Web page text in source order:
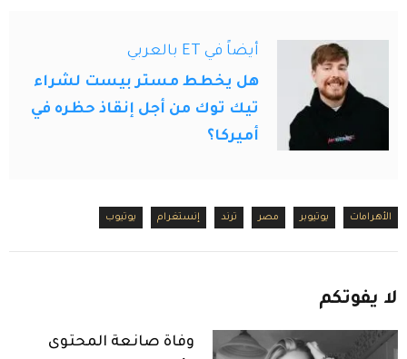
أيضاً في ET بالعربي
هل يخطط مستر بيست لشراء
تيك توك من أجل إنقاذ حظره في
أميركا؟
الأهرامات يوتيوبر مصر ترند إنستغرام يوتيوب
لا يفوتكم
وفاة صانعة المحتوى